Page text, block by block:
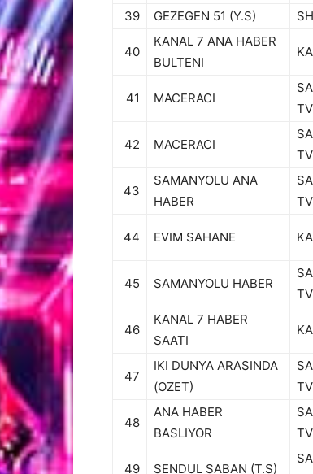
39 GEZEGEN 51 (Y.S)
40
KANAL 7 ANA HABER
BULTENI
41 MACERACI
TV
42 MACERACI
TV
43
SAMANYOLU ANA
HABER
TV
44 EVIM SAHANE
45 SAMANYOLU HABER
TV
46
KANAL 7 HABER
SAATI
47
IKI DUNYA ARASINDA
(OZET)
TV
48
ANA HABER
BASLIYOR
TV
49 SENDUL SABAN (T.S)